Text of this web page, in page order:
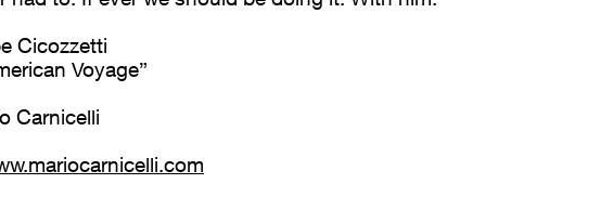
Cicozzetti
Voyage”
Carnicelli